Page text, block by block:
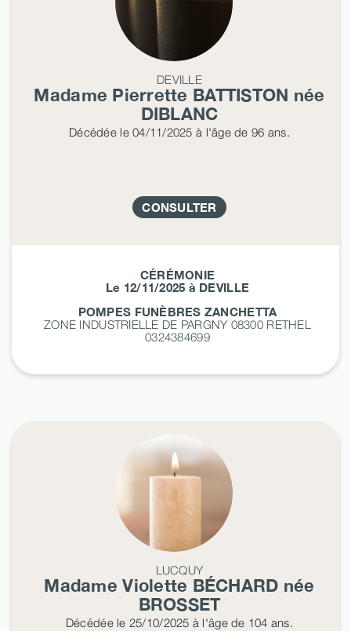
DEVILLE
Madame Pierrette BATTISTON née
DIBLANC
Décédéele 04/11/2025 à l'âge de 96 ans.
CONSULTER
CÉRÉMONIE
Le 12/11/2025 à DEVILLE
POMPES FUNÈBRES ZANCHETTA
ZONE INDUSTRIELLE DE PARGNY 08300 RETHEL
0324384699
LUCQUY
Madame Violette BÉCHARD née
BROSSET
Décédéele 25/10/2025 à l'âge de 104 ans.